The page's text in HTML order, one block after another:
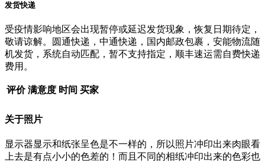
发货快递
受疫情影响地区会出现暂停或延迟发货现象，恢复日期待定，
敬请谅解。圆通快递，中通快递，国内邮政包裹，安能物流随
机发货，系统自动匹配，暂不支持指定，顺丰速运需自费快递
费用。
评价 满意度 时间 买家
关于照片
显示器显示和纸张呈色是不一样的，所以照片冲印出来肉眼看
上去是有点小小的色差的！而且不同的相纸冲印出来的色彩也